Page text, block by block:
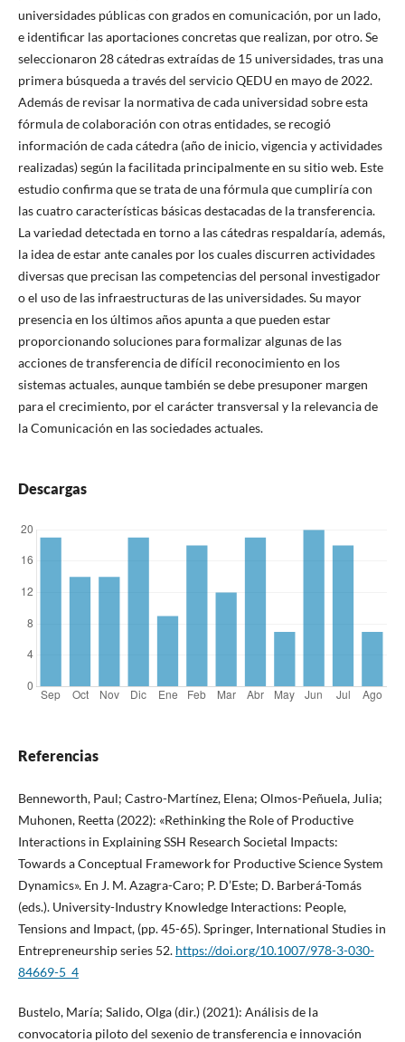
universidades públicas con grados en comunicación, por un lado,
e identificar las aportaciones concretas que realizan, por otro. Se
seleccionaron 28 cátedras extraídas de 15 universidades, tras una
primera búsqueda a través del servicio QEDU en mayo de 2022.
Además de revisar la normativa de cada universidad sobre esta
fórmula de colaboración con otras entidades, se recogió
información de cada cátedra (año de inicio, vigencia y actividades
realizadas) según la facilitada principalmente en su sitio web. Este
estudio confirma que se trata de una fórmula que cumpliría con
las cuatro características básicas destacadas de la transferencia.
La variedad detectada en torno a las cátedras respaldaría, además,
la idea de estar ante canales por los cuales discurren actividades
diversas que precisan las competencias del personal investigador
o el uso de las infraestructuras de las universidades. Su mayor
presencia en los últimos años apunta a que pueden estar
proporcionando soluciones para formalizar algunas de las
acciones de transferencia de difícil reconocimiento en los
sistemas actuales, aunque también se debe presuponer margen
para el crecimiento, por el carácter transversal y la relevancia de
la Comunicación en las sociedades actuales.
Descargas
Referencias
Benneworth, Paul; Castro-Martínez, Elena; Olmos-Peñuela, Julia;
Muhonen, Reetta (2022): «Rethinking the Role of Productive
Interactions in Explaining SSH Research Societal Impacts:
Towards a Conceptual Framework for Productive Science System
Dynamics». En J. M. Azagra-Caro; P. D’Este; D. Barberá-Tomás
(eds.). University-Industry Knowledge Interactions: People,
Tensions and Impact, (pp. 45-65). Springer, International Studies in
Entrepreneurship series 52. https://doi.org/10.1007/978-3-030-
84669-5_4
Bustelo, María; Salido, Olga (dir.) (2021): Análisis de la
convocatoria piloto del sexenio de transferencia e innovación